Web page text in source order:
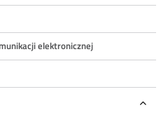
elektronicznej